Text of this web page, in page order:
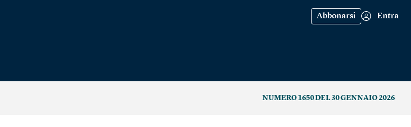
Abbonarsi Entra
NUMERO 1650 DEL 30 GENNAIO 2026